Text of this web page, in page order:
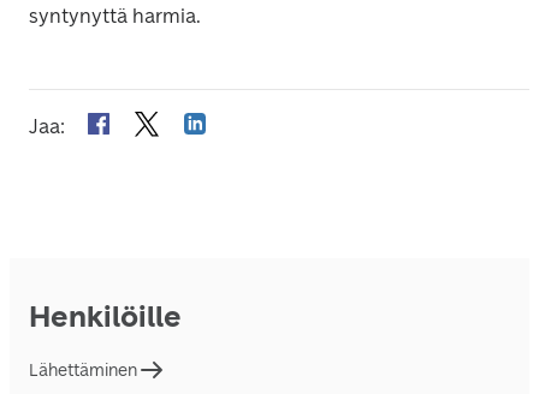
syntynyttä harmia.
Jaa:
Henkilöille
Lähettäminen